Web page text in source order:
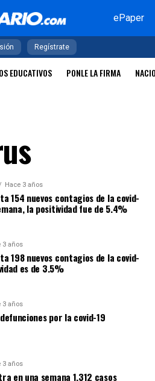
ePaper
Regístrate
EDUCATIVOS PONLE LA FIRMA
Hace 3 años
154 nuevos contagios de la covid-
la positividad fue de 5.4%
3 años
198 nuevos contagios de la covid-
es de 3.5%
3 años
por la covid-19
3 años
en una semana 1,312 casos